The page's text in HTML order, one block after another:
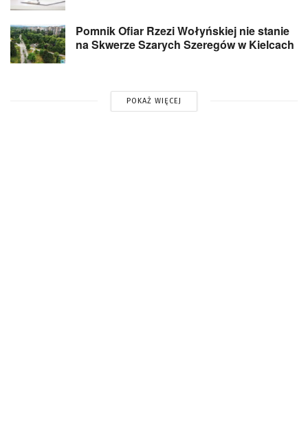
Pomnik Ofiar Rzezi Wołyńskiej nie stanie
na Skwerze Szarych Szeregów w Kielcach
POKAŻ WIĘCEJ